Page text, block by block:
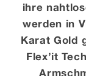
ihre
werden in
Karat Gold
Flex’it